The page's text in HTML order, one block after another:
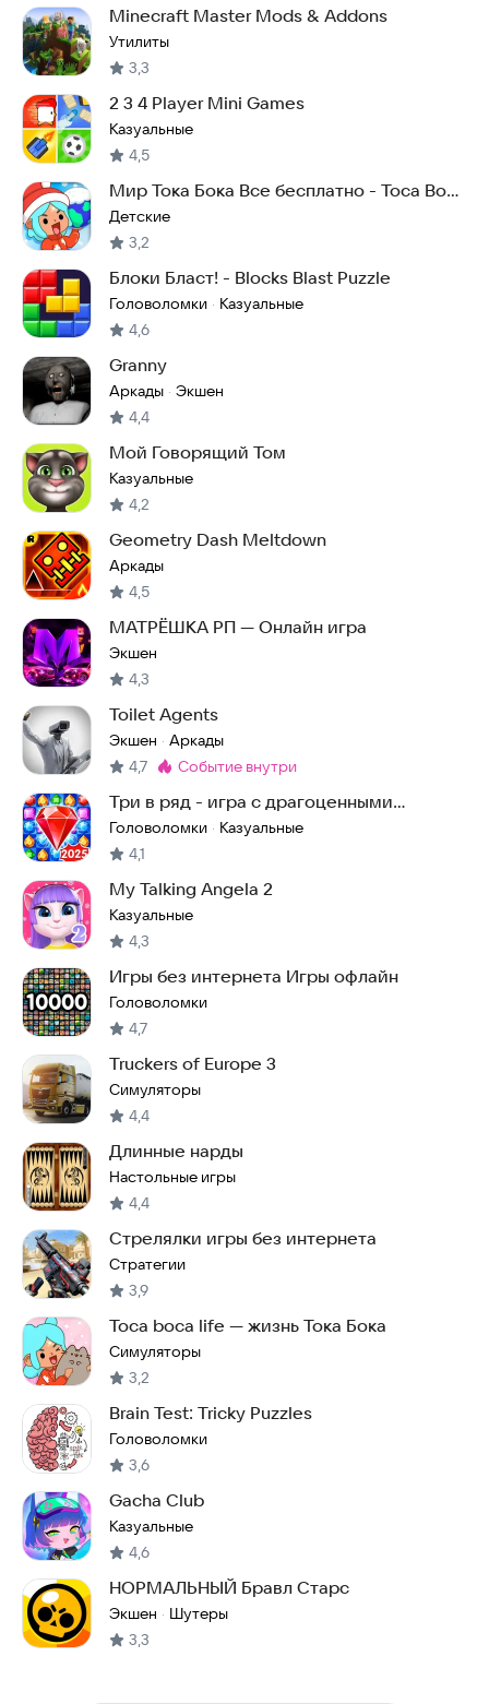
Minecraft Master Mods & Addons
Утилиты
3,3
2 3 4 Player Mini Games
Казуальные
4,5
Мир Тока Бока Все бесплатно - Toca Boca
World
Детские
3,2
Блоки Бласт! - Blocks Blast Puzzle
Головоломки · Казуальные
4,6
Granny
Аркады · Экшен
4,4
Мой Говорящий Том
Казуальные
4,2
Geometry Dash Meltdown
Аркады
4,5
МАТРЁШКА РП — Онлайн игра
Экшен
4,3
Toilet Agents
Экшен · Аркады
4,7 Метка:
событие внутри
Три в ряд - игра с драгоценными
камнями
Головоломки · Казуальные
4,1
My Talking Angela 2
Казуальные
4,3
Игры без интернета Игры офлайн
Головоломки
4,7
Truckers of Europe 3
Симуляторы
4,4
Длинные нарды
Настольные игры
4,4
Стрелялки игры без интернета
Стратегии
3,9
Toca boca life — жизнь Тока Бока
Симуляторы
3,2
Brain Test: Tricky Puzzles
Головоломки
3,6
Gacha Club
Казуальные
4,6
НОРМАЛЬНЫЙ Бравл Старс
Экшен · Шутеры
3,3